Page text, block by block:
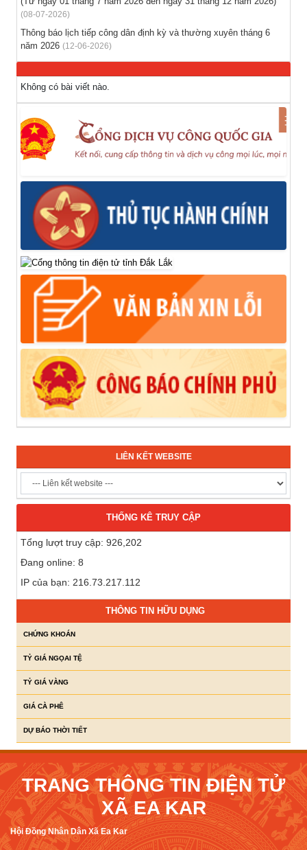
(28-07-2026)
(08-07-2026)
Thông báo lịch tiếp công dân định kỳ và thường xuyên tháng 6
năm 2026 (12-06-2026)
Không có bài viết nào.
LIÊN KẾT WEBSITE
THỐNG KÊ TRUY CẬP
Tổng lượt truy cập: 926,202
Đang online: 8
IP của bạn: 216.73.217.112
THÔNG TIN HỮU DỤNG
CHỨNG KHOÁN
TỶ GIÁ NGỌAI TỆ
TỶ GIÁ VÀNG
GIÁ CÀ PHÊ
DỰ BÁO THỜI TIẾT
TRANG THÔNG TIN ĐIỆN TỬ
XÃ EA KAR
Hội Đồng Nhân Dân Xã Ea Kar